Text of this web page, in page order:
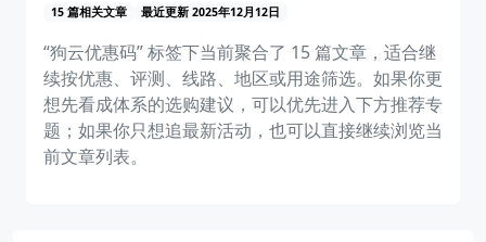
15 篇相关文章 最近更新 2025年12月12日
“狗云优惠码” 标签下当前聚合了 15 篇文章，适合继
续按优惠、评测、线路、地区或用途筛选。如果你更
想先看成体系的选购建议，可以优先进入下方推荐专
题；如果你只想追最新活动，也可以直接继续浏览当
前文章列表。